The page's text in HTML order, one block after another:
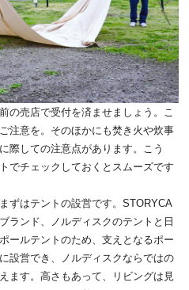
の売店で受付を済ませましょう。こ
注意を。そのほかにも焚き火や炊事
際しての注意点があります。こう
でチェックしておくとスムーズです
ずはテントの設営です。STORYCA
ランド、ノルディスクのテントと日
ールテントのため、支えとなるポー
設営でき、ノルディスクならではの
ます。高さもあって、リビングは見